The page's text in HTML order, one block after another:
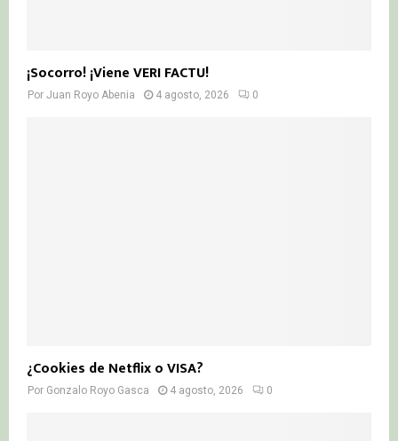
¡Socorro! ¡Viene VERI FACTU!
Por Juan Royo Abenia 4 agosto, 2026 0
¿Cookies de Netflix o VISA?
Por Gonzalo Royo Gasca 4 agosto, 2026 0